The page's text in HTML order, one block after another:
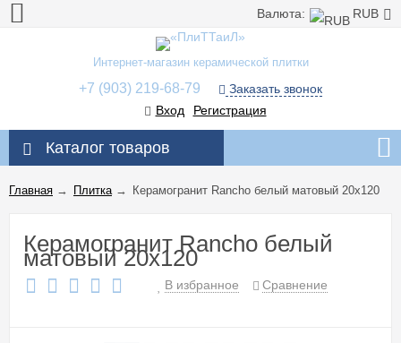
Валюта: RUB
Интернет-магазин керамической плитки
+7 (903) 219-68-79
Заказать звонок
Вход
Регистрация
Каталог товаров
Главная → Плитка→ Керамогранит Rancho белый матовый 20x120
Керамогранит Rancho белый
матовый 20x120
В избранное Сравнение